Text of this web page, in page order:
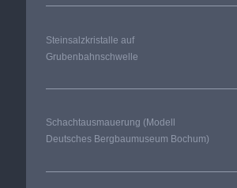
Steinsalzkristalle auf
Grubenbahnschwelle
Schachtausmauerung (Modell
Deutsches Bergbaumuseum Bochum)